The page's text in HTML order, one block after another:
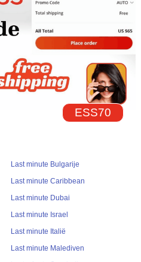
ESS70
Last minute Bulgarije
Last minute Caribbean
Last minute Dubai
Last minute Israel
Last minute Italië
Last minute Malediven